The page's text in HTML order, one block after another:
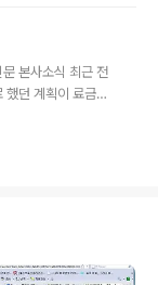
원 이상 프리미
장(부사장)“휴대폰
본사소식 최근 전
던 계획이 료금계
행하는데는 새로